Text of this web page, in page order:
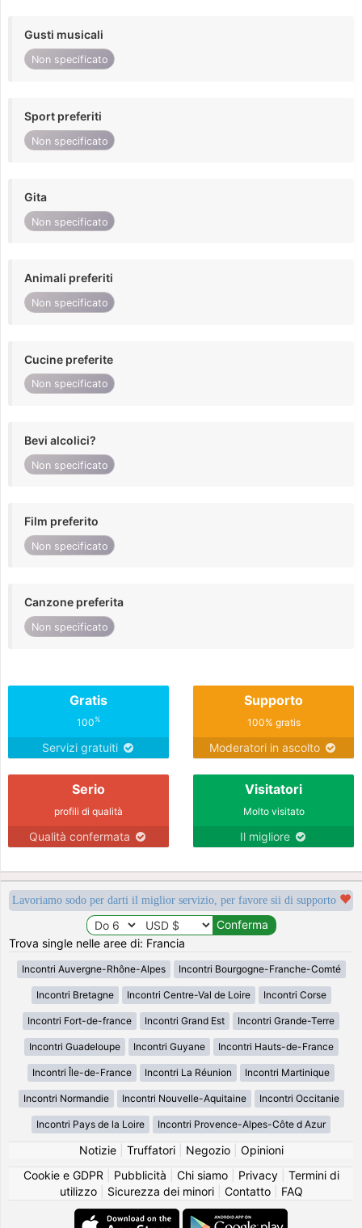
Gusti musicali
Non specificato
Sport preferiti
Non specificato
Gita
Non specificato
Animali preferiti
Non specificato
Cucine preferite
Non specificato
Bevi alcolici?
Non specificato
Film preferito
Non specificato
Canzone preferita
Non specificato
Gratis
100%
Servizi gratuiti
Supporto
100% gratis
Moderatori in ascolto
Serio
profili di qualità
Qualità confermata
Visitatori
Molto visitato
Il migliore
Lavoriamo sodo per darti il miglior servizio, per favore sii di supporto
Trova single nelle aree di: Francia
Incontri Auvergne-Rhône-Alpes Incontri Bourgogne-Franche-Comté
Incontri Bretagne Incontri Centre-Val de Loire Incontri Corse
Incontri Fort-de-france Incontri Grand Est Incontri Grande-Terre
Incontri Guadeloupe Incontri Guyane Incontri Hauts-de-France
Incontri Île-de-France Incontri La Réunion Incontri Martinique
Incontri Normandie Incontri Nouvelle-Aquitaine Incontri Occitanie
Incontri Pays de la Loire Incontri Provence-Alpes-Côte d Azur
Notizie| Truffatori| Negozio| Opinioni
Cookie e GDPR
Pubblicità Chi siamo| Privacy| Termini di
utilizzo| Sicurezza dei minori| Contatto| FAQ